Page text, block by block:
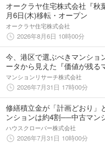
オークラヤ住宅株式会社『秋
月6日(木)移転・オープン
オークラヤ住宅株式会社
2026年8月6日 10時00分
今、港区で選ぶべきマンショ
ータから見えた『価値が残る
条件
マンションリサーチ株式会社
2026年7月31日 17時00分
修繕積立金が「計画どおり」
ンションは約4割──中古マン
態を買う前にA〜E判定する「
ション診断」をハウスクロー
ハウスクローバー株式会社
2026年7月31日 10時00分